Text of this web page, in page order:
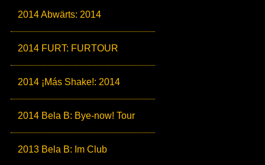
2014 Abwärts: 2014
2014 FURT: FURTOUR
2014 ¡Más Shake!: 2014
2014 Bela B: Bye-now! Tour
2013 Bela B: Im Club